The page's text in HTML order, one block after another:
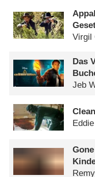
Virgil
Das
Jeb